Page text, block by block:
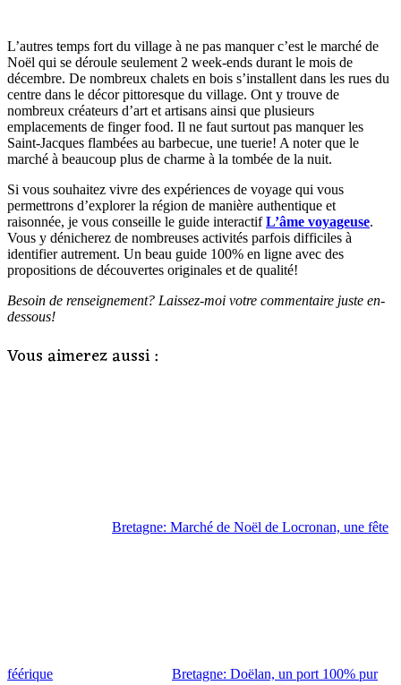
L’autres temps fort du village à ne pas manquer c’est le marché de
Noël qui se déroule seulement 2 week-ends durant le mois de
décembre. De nombreux chalets en bois s’installent dans les rues du
centre dans le décor pittoresque du village. Ont y trouve de
nombreux créateurs d’art et artisans ainsi que plusieurs
emplacements de finger food. Il ne faut surtout pas manquer les
Saint-Jacques flambées au barbecue, une tuerie! A noter que le
marché à beaucoup plus de charme à la tombée de la nuit.
Si vous souhaitez vivre des expériences de voyage qui vous
permettrons d’explorer la région de manière authentique et
raisonnée, je vous conseille le guide interactifL’âme voyageuse.
Vous y dénicherez de nombreuses activités parfois difficiles à
identifier autrement. Un beau guide 100% en ligne avec des
propositions de découvertes originales et de qualité!
Besoin de renseignement? Laissez-moi votre commentaire juste en-
dessous!
Vous aimerez aussi :
Bretagne: Marché de Noël de Locronan, une fête
féérique Bretagne: Doëlan, un port 100% pur